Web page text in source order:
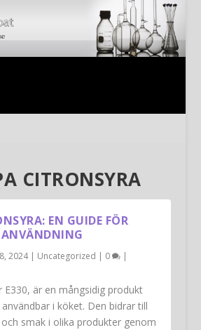
CITRONSYRA
EN GUIDE FÖR
2024| Uncategorized | 0 |
E330, är en mångsidig produkt
i köket. Den bidrar till
smak i olika produkter genom